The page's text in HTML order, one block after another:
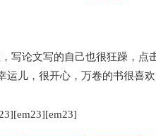
文写的自己也很狂躁，点击
运儿，很开心，万卷的书很喜